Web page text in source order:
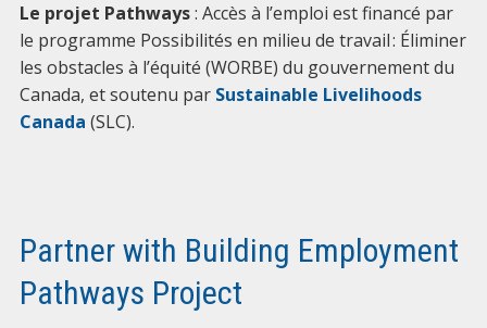
Le projet Pathways: Accès à l’emploi est financé par
le programme Possibilités en milieu de travail : Éliminer
les obstacles à l’équité (WORBE) du gouvernement du
Canada, et soutenu parSustainable Livelihoods
Canada (SLC).
Partner with Building Employment
Pathways Project